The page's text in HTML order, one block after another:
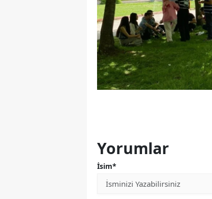
Yorumlar
İsim*